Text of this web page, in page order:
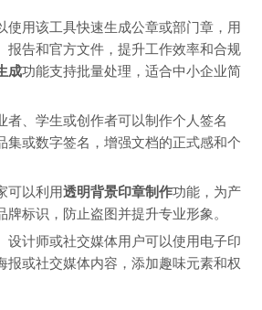
使用该工具快速生成公章或部门章，用
报告和官方文件，提升工作效率和合规
成功能支持批量处理，适合中小企业简
者、学生或创作者可以制作个人签名
集或数字签名，增强文档的正式感和个
可以利用透明背景印章制作功能，为产
牌标识，防止盗图并提升专业形象。
设计师或社交媒体用户可以使用电子印
报或社交媒体内容，添加趣味元素和权